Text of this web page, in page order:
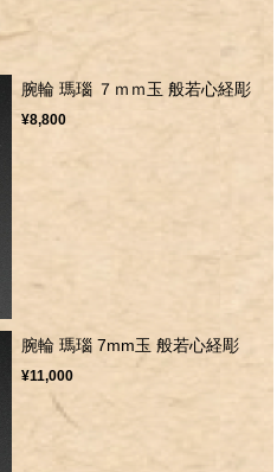
腕輪 瑪瑙 ７ｍｍ玉 般若心経彫
¥8,800
腕輪 瑪瑙 7mm玉 般若心経彫
¥11,000